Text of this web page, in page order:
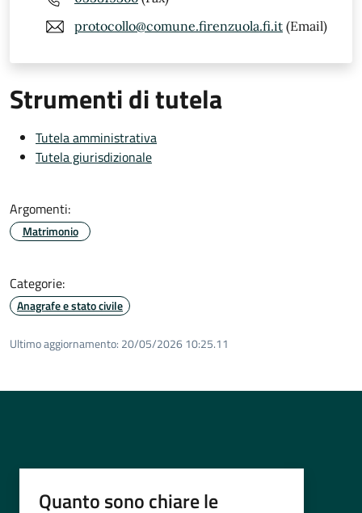
protocollo@comune.firenzuola.fi.it (Email)
Strumenti di tutela
Tutela amministrativa
Tutela giurisdizionale
Argomenti:
Matrimonio
Categorie:
Anagrafe e stato civile
Ultimo aggiornamento: 20/05/2026 10:25.11
Quanto sono chiare le